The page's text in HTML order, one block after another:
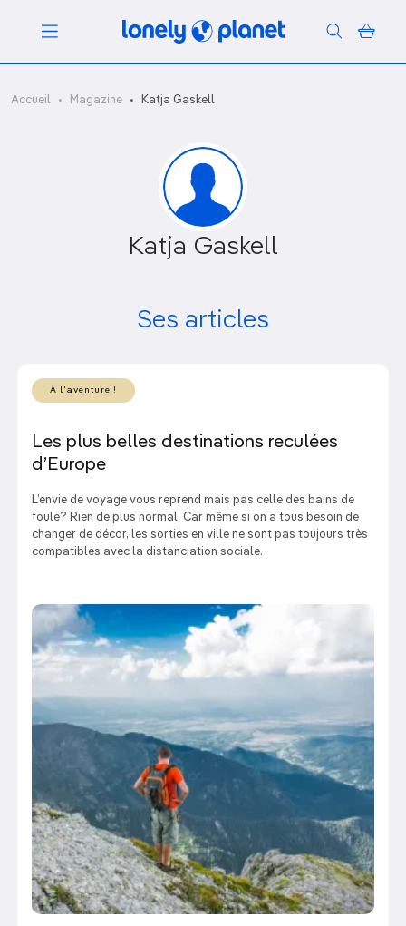
Menu
Votre recherche
Accueil Magazine Katja Gaskell
Katja Gaskell
Ses articles
À l'aventure !
Les plus belles destinations reculées
d’Europe
L’envie de voyage vous reprend mais pas celle des bains de
foule? Rien de plus normal. Car même si on a tous besoin de
changer de décor, les sorties en ville ne sont pas toujours très
compatibles avec la distanciation sociale.